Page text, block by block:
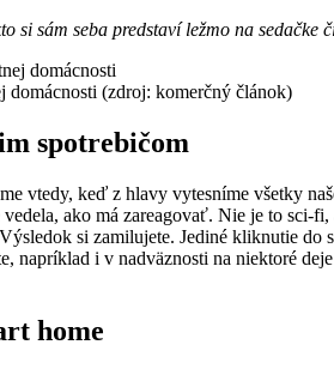
si sám seba predstaví ležmo na
domácnosti (zdroj: komerčný článok)
spotrebičom
vtedy, keď z hlavy vytesníme všetky
ako má zareagovať. Nie je to
si zamilujete. Jediné kliknutie do
napríklad i v nadväznosti na niektoré
home